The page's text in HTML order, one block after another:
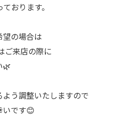
おります。
望の場合は
ご来店の際に
🌿
う調整いたしますので
いです😊